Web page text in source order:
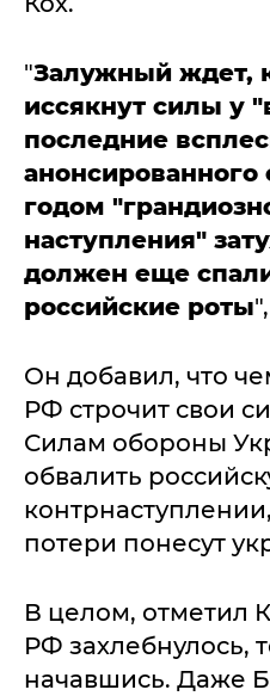
"Залужный ждет,
иссякнут силы у
последние
годом
наступления"
должен еще
российские роты
Он добавил, что
РФ строчит свои
Силам обороны
обвалить
потери понесут
В целом, отметил
РФ захлебнулось,
начавшись. Даже